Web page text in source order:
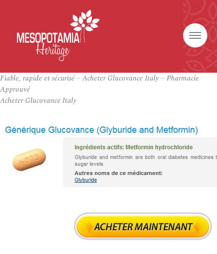
Fiable, rapide et sécurisé – Acheter Glucovance Italy – Pharmacie
Approuvé
Acheter Glucovance Italy